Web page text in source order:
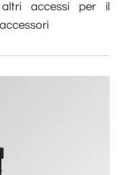
accessi per il